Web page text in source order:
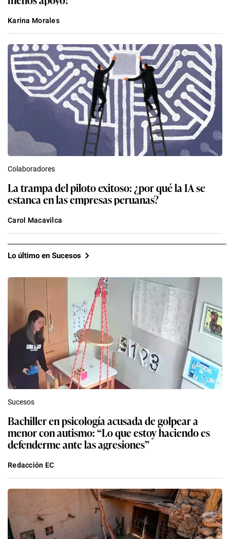
Karina Morales
Colaboradores
La trampa del piloto exitoso: ¿por qué la IA se
estanca en las empresas peruanas?
Carol Macavilca
Lo último en Sucesos
Sucesos
Bachiller en psicología acusada de golpear a
menor con autismo: “Lo que estoy haciendo es
defenderme ante las agresiones”
Redacción EC